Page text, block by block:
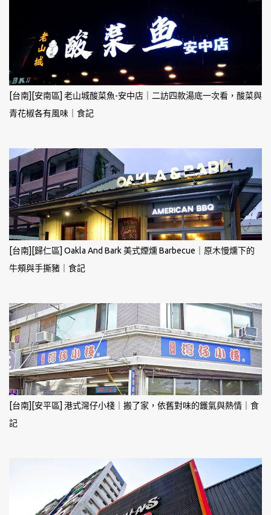
[台南][安南區] 老山城酸菜魚-安中店｜二訪四款湯底一次看，酸菜與
青花椒各有風味｜食記
[台南][歸仁區] Oakla And Bark 美式煙燻 Barbecue｜原木慢燻下的
牛頰與手撕豬｜食記
[台南][安平區] 港式灣仔小棧｜搬了家，依舊對味的鑊氣與熱情｜食
記